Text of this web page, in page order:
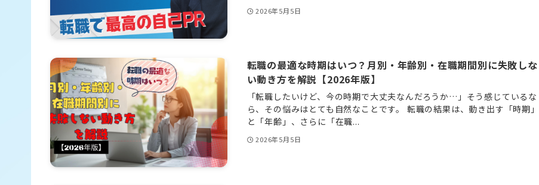
2026年5月5日
転職の最適な時期はいつ？月別・年齢別・在職期間別に失敗しな
い動き方を解説【2026年版】
「転職したいけど、今の時期で大丈夫なんだろうか…」そう感じているな
ら、その悩みはとても自然なことです。 転職の結果は、動き出す「時期」
と「年齢」、さらに「在職...
2026年5月5日